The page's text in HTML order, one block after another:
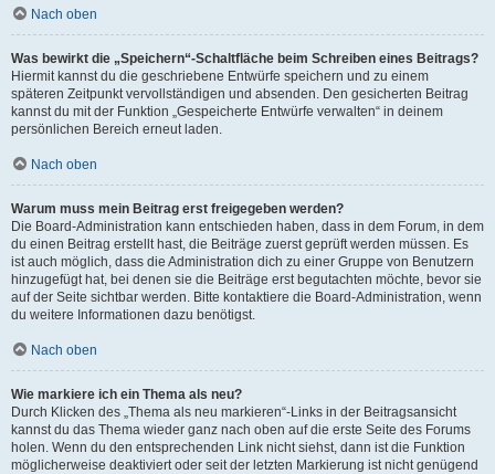
Nach oben
Was bewirkt die „Speichern“-Schaltfläche beim Schreiben eines Beitrags?
Hiermit kannst du die geschriebene Entwürfe speichern und zu einem
späteren Zeitpunkt vervollständigen und absenden. Den gesicherten Beitrag
kannst du mit der Funktion „Gespeicherte Entwürfe verwalten“ in deinem
persönlichen Bereich erneut laden.
Nach oben
Warum muss mein Beitrag erst freigegeben werden?
Die Board-Administration kann entschieden haben, dass in dem Forum, in dem
du einen Beitrag erstellt hast, die Beiträge zuerst geprüft werden müssen. Es
ist auch möglich, dass die Administration dich zu einer Gruppe von Benutzern
hinzugefügt hat, bei denen sie die Beiträge erst begutachten möchte, bevor sie
auf der Seite sichtbar werden. Bitte kontaktiere die Board-Administration, wenn
du weitere Informationen dazu benötigst.
Nach oben
Wie markiere ich ein Thema als neu?
Durch Klicken des „Thema als neu markieren“-Links in der Beitragsansicht
kannst du das Thema wieder ganz nach oben auf die erste Seite des Forums
holen. Wenn du den entsprechenden Link nicht siehst, dann ist die Funktion
möglicherweise deaktiviert oder seit der letzten Markierung ist nicht genügend